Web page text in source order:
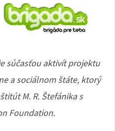
súčasťou aktivít projektu
a sociálnom štáte, ktorý
M. R. Štefánika s
Foundation.